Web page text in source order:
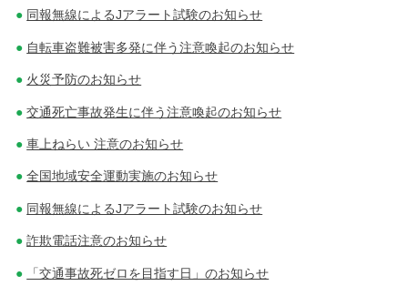
同報無線によるJアラート試験のお知らせ
自転車盗難被害多発に伴う注意喚起のお知らせ
火災予防のお知らせ
交通死亡事故発生に伴う注意喚起のお知らせ
車上ねらい 注意のお知らせ
全国地域安全運動実施のお知らせ
同報無線によるJアラート試験のお知らせ
詐欺電話注意のお知らせ
「交通事故死ゼロを目指す日」のお知らせ